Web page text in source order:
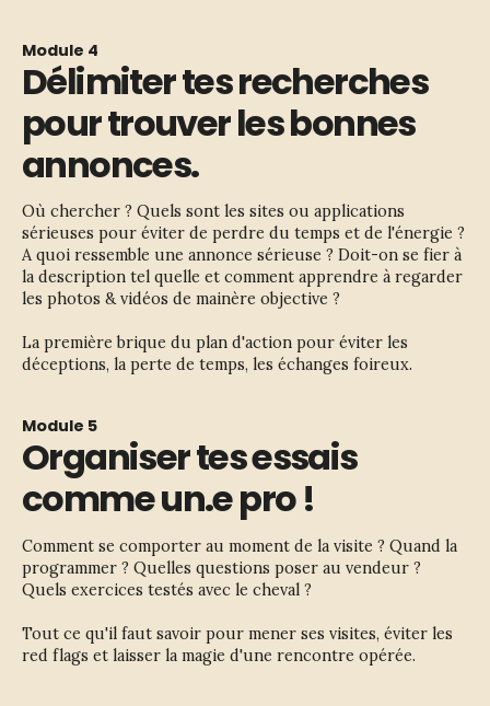
Module 4
Délimiter tes recherches
pour trouver les bonnes
annonces.
Où chercher ? Quels sont les sites ou applications
sérieuses pour éviter de perdre du temps et de l'énergie ?
A quoi ressemble une annonce sérieuse ? Doit-on se fier à
la description tel quelle et comment apprendre à regarder
les photos & vidéos de mainère objective ?
La première brique du plan d'action pour éviter les
déceptions, la perte de temps, les échanges foireux.
Module 5
Organiser tes essais
comme un.e pro !
Comment se comporter au moment de la visite ? Quand la
programmer ? Quelles questions poser au vendeur ?
Quels exercices testés avec le cheval ?
Tout ce qu'il faut savoir pour mener ses visites, éviter les
red flags et laisser la magie d'une rencontre opérée.